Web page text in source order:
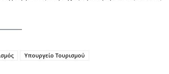
Υπουργείο Τουρισμού